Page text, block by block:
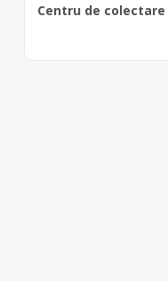
Centru de colectare